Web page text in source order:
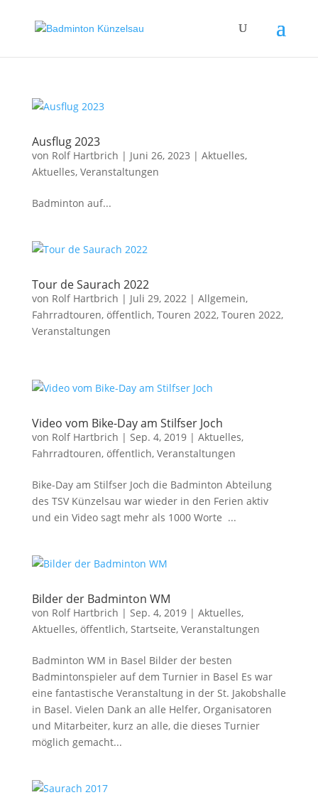
Ausflug 2023
von Rolf Hartbrich | Juni 26, 2023 | Aktuelles,
Aktuelles, Veranstaltungen
Badminton auf...
Tour de Saurach 2022
von Rolf Hartbrich | Juli 29, 2022| Allgemein,
Fahrradtouren, öffentlich, Touren 2022, Touren 2022,
Veranstaltungen
Video vom Bike-Day am Stilfser Joch
von Rolf Hartbrich | Sep. 4, 2019| Aktuelles,
Fahrradtouren, öffentlich, Veranstaltungen
Bike-Day am Stilfser Joch die Badminton Abteilung
des TSV Künzelsau war wieder in den Ferien aktiv
und ein Video sagt mehr als 1000 Worte ...
Bilder der Badminton WM
von Rolf Hartbrich | Sep. 4, 2019| Aktuelles,
Aktuelles, öffentlich, Startseite, Veranstaltungen
Badminton WM in Basel Bilder der besten
Badmintonspieler auf dem Turnier in Basel Es war
eine fantastische Veranstaltung in der St. Jakobshalle
in Basel. Vielen Dank an alle Helfer, Organisatoren
und Mitarbeiter, kurz an alle, die dieses Turnier
möglich gemacht...